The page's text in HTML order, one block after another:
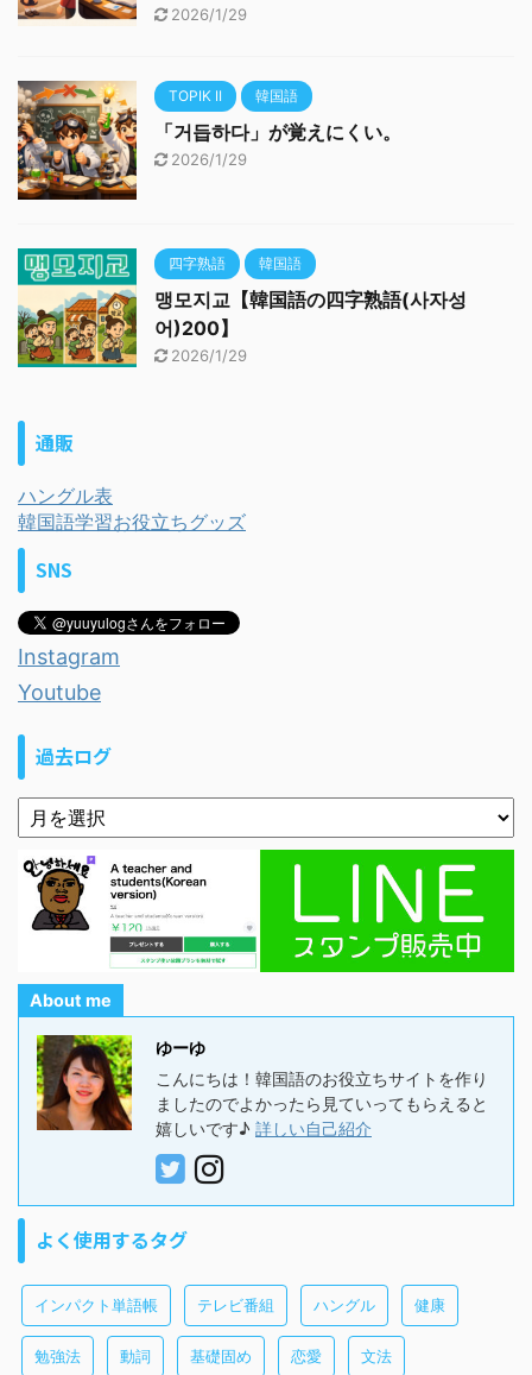
2026/1/29
TOPIK II 韓国語
「거듭하다」が覚えにくい。
2026/1/29
四字熟語 韓国語
맹모지교【韓国語の四字熟語(사자성
어)200】
2026/1/29
通販
ハングル表
韓国語学習お役立ちグッズ
SNS
Instagram
Youtube
過去ログ
About me
ゆーゆ
こんにちは！韓国語のお役立ちサイトを作り
ましたのでよかったら見ていってもらえると
嬉しいです♪ 詳しい自己紹介
よく使用するタグ
インパクト単語帳 テレビ番組 ハングル 健康
勉強法 動詞 基礎固め 恋愛 文法